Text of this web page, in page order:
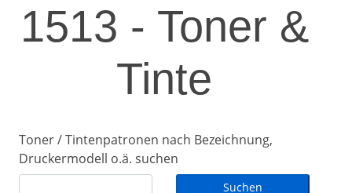
1513 - Toner &
Tinte
Toner / Tintenpatronen nach Bezeichnung,
Druckermodell o.ä. suchen